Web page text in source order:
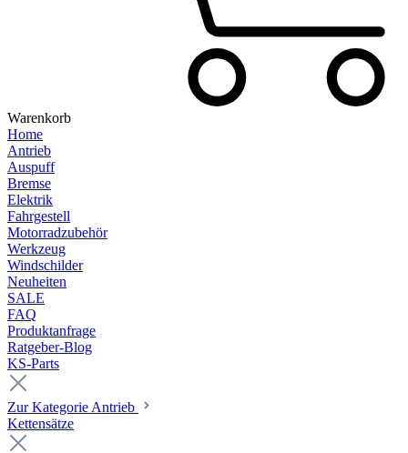
Warenkorb
Home
Antrieb
Auspuff
Bremse
Elektrik
Fahrgestell
Motorradzubehör
Werkzeug
Windschilder
Neuheiten
SALE
FAQ
Produktanfrage
Ratgeber-Blog
KS-Parts
Zur Kategorie Antrieb
Kettensätze